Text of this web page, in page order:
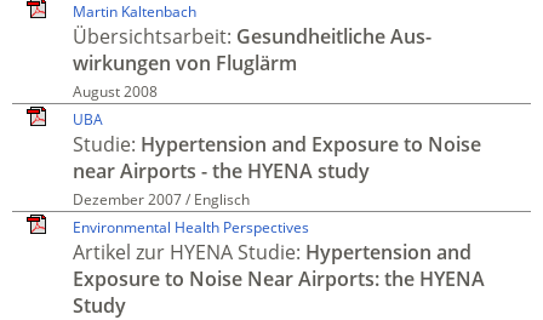
Martin Kaltenbach
Übersichts­arbeit: Gesund­heitliche Aus­
wirkungen von Flug­lärm
August 2008
UBA
Studie: Hyper­tension and Exposure to Noise
near Airports - the HYENA study
Dezember 2007 / Englisch
Environmental Health Perspectives
Artikel zur HYENA Studie: Hyper­tension and
Exposure to Noise Near Airports: the HYENA
Study